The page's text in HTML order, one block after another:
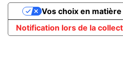
Notification lors de la
Vos choix en